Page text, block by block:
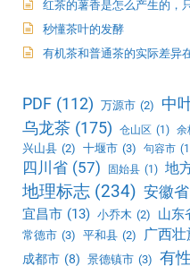
红茶的薯香是怎么产生的，
秒懂茶叶的发酵
有机茶和普通茶的实际差异
PDF (112) 万源市 (2) 中
乌龙茶 (175) 仓山区 (1) 余
兴山县 (2) 十堰市 (3) 句容市
四川省 (57) 固始县 (1) 地
地理标志 (234) 安徽省
宜昌市 (13) 小乔木 (2) 山东
常德市 (3) 平和县 (2) 广西
成都市 (8) 景德镇市 (3) 有